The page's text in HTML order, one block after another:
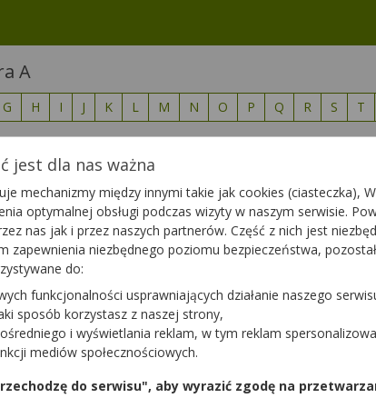
A
G H I J K L M N O P Q R S T
jest dla nas ważna
mechanizmy między innymi takie jak cookies (ciasteczka),
optymalnej obsługi podczas wizyty w naszym serwisie.
nas jak i przez naszych partnerów. Część z nich jest
zapewnienia niezbędnego poziomu bezpieczeństwa,
do:
funkcjonalności usprawniających działanie naszego
sposób korzystasz z naszej strony,
i wyświetlania reklam, w tym reklam
mediów społecznościowych.
do serwisu", aby wyrazić zgodę na